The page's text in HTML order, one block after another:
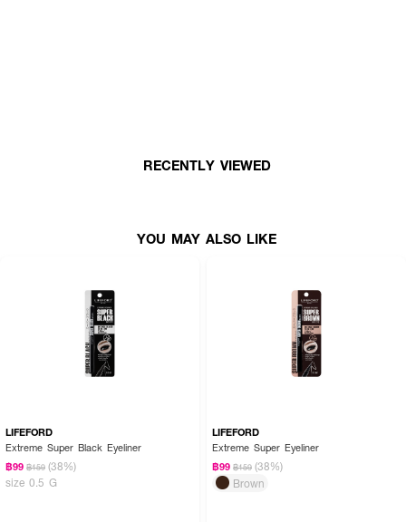
RECENTLY VIEWED
YOU MAY ALSO LIKE
LIFEFORD
Extreme Super Black Eyeliner
฿99 ฿159 (38%)
size 0.5 G
LIFEFORD
Extreme Super Eyeliner
฿99 ฿159 (38%)
Brown